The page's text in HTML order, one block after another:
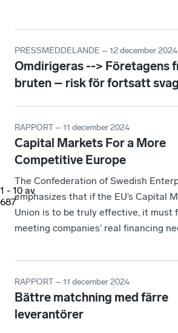
1 - 10 av
687
PRESSMEDDELANDE – 12 december 2024
Omdirigeras --> Företagens
bruten – risk för fortsatt
RAPPORT – 11 december 2024
Capital Markets For a More
Competitive Europe
The Confederation of Swedish
emphasizes that if the EU’s Capital
Union is to be truly effective, it must
meeting companies’ real financing
RAPPORT – 11 december 2024
Bättre matchning med färre
leverantörer